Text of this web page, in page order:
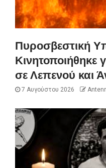
Πυροσβεστική
Κινητοποιήθηκε
σε Λεπενού και
7 Αυγούστου 2026